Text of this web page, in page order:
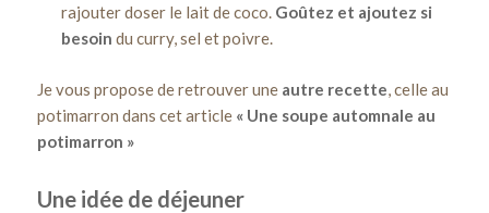
rajouter doser le lait de coco. Goûtez et ajoutez si
besoin du curry, sel et poivre.
Je vous propose de retrouver une autre recette , celle au
potimarron dans cet article « Une soupe automnale au
potimarron »
Une idée de déjeuner